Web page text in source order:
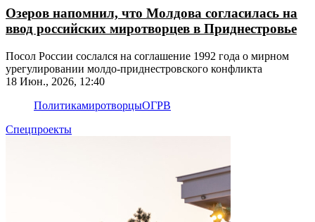
Озеров напомнил, что Молдова согласилась на
ввод российских миротворцев в Приднестровье
Посол России сослался на соглашение 1992 года о мирном
урегулировании молдо-приднестровского конфликта
18 Июн., 2026, 12:40
ПолитикамиротворцыОГРВ
Спецпроекты